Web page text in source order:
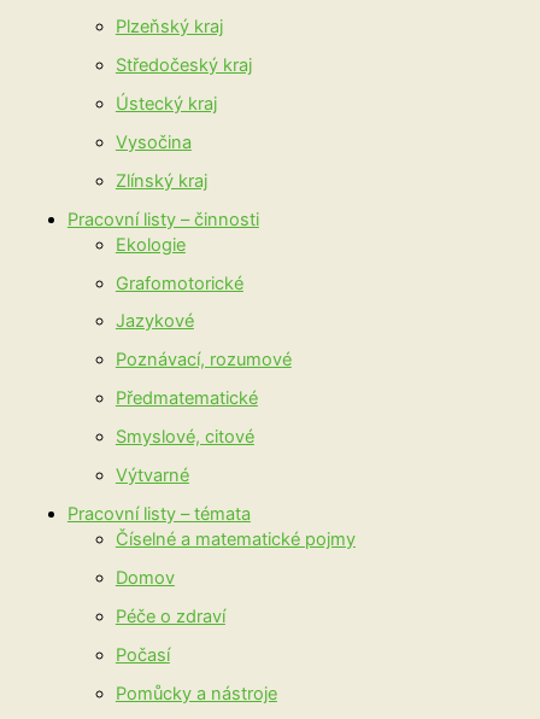
Plzeňský kraj
Středočeský kraj
Ústecký kraj
Vysočina
Zlínský kraj
Pracovní listy – činnosti
Ekologie
Grafomotorické
Jazykové
Poznávací, rozumové
Předmatematické
Smyslové, citové
Výtvarné
Pracovní listy – témata
Číselné a matematické pojmy
Domov
Péče o zdraví
Počasí
Pomůcky a nástroje